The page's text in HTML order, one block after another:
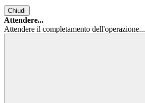
Chiudi
Attendere...
Attendere il completamento dell'operazione...